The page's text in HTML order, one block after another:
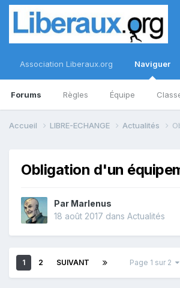
Association Liberaux.org Naviguer
Forums Règles Équipe
Accueil LIBRE-ECHANGE Actualités
Obligation d'un
Par Marlenus
18 août 2017 dans Actualités
1 2 SUIVANT Page 1 sur 2